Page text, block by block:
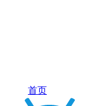
首页